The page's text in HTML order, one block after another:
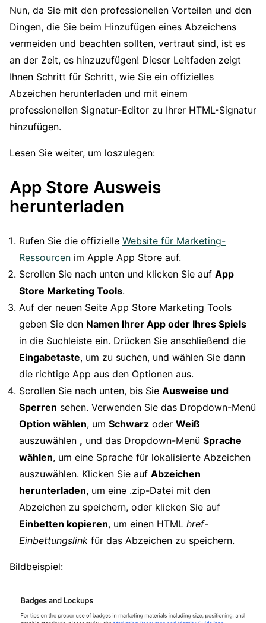
Nun, da Sie mit den professionellen Vorteilen und den
Dingen, die Sie beim Hinzufügen eines Abzeichens
vermeiden und beachten sollten, vertraut sind, ist es
an der Zeit, es hinzuzufügen! Dieser Leitfaden zeigt
Ihnen Schritt für Schritt, wie Sie ein offizielles
Abzeichen herunterladen und mit einem
professionellen Signatur-Editor zu Ihrer HTML-Signatur
hinzufügen.
Lesen Sie weiter, um loszulegen:
App Store Ausweis
herunterladen
Rufen Sie die offizielle Website für Marketing-
Ressourcen im Apple App Store auf.
Scrollen Sie nach unten und klicken Sie auf App
Store Marketing Tools.
Auf der neuen Seite App Store Marketing Tools
geben Sie den Namen Ihrer App oder Ihres Spiels
in die Suchleiste ein. Drücken Sie anschließend die
Eingabetaste, um zu suchen, und wählen Sie dann
die richtige App aus den Optionen aus.
Scrollen Sie nach unten, bis Sie Ausweise und
Sperren sehen. Verwenden Sie das Dropdown-Menü
Option wählen, um Schwarz oder Weiß
auszuwählen , und das Dropdown-Menü Sprache
wählen, um eine Sprache für lokalisierte Abzeichen
auszuwählen. Klicken Sie auf Abzeichen
herunterladen, um eine .zip-Datei mit den
Abzeichen zu speichern, oder klicken Sie auf
Einbetten kopieren, um einen HTML href-
Einbettungslink für das Abzeichen zu speichern.
Bildbeispiel: